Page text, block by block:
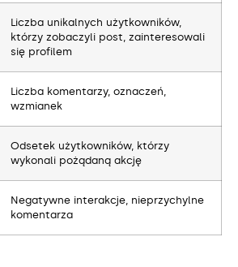
Liczba unikalnych użytkowników,
którzy zobaczyli post, zainteresowali
się profilem
Liczba komentarzy, oznaczeń,
wzmianek
Odsetek użytkowników, którzy
wykonali pożądaną akcję
Negatywne interakcje, nieprzychylne
komentarza